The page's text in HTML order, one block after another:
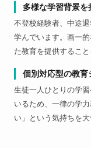
多様な学習背景
不登校経験者、中途
学んでいます。画一
た教育を提供すること
個別対応型の教育
生徒一人ひとりの学
いるため、一律の学
い」という気持ちを